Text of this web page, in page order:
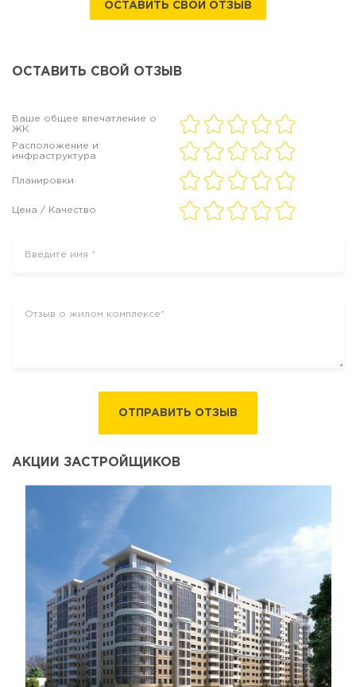
ОСТАВИТЬ СВОЙ ОТЗЫВ
ОСТАВИТЬ СВОЙ ОТЗЫВ
Ваше общее впечатление о
ЖК
Расположение и
инфраструктура
Планировки
Цена / Качество
ОТПРАВИТЬ ОТЗЫВ
АКЦИИ ЗАСТРОЙЩИКОВ